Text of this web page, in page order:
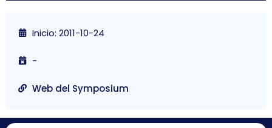
Inicio: 2011-10-24
-
Web del Symposium